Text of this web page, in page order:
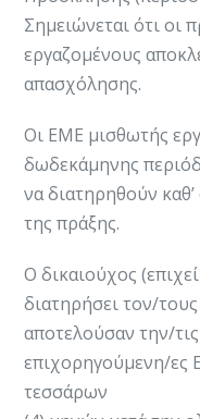
Σημειώνεται ότι οι
εργαζομένους
απασχόλησης.
Οι ΕΜΕ μισθωτής
δωδεκάμηνης
να διατηρηθούν
της πράξης.
Ο δικαιούχος
διατηρήσει τον/
αποτελούσαν την/
επιχορηγούμενη/ες
τεσσάρων